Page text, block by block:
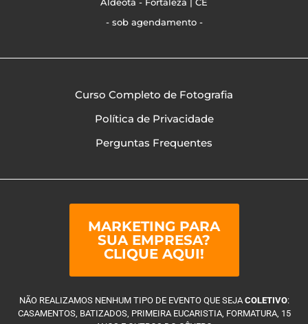
- sob agendamento -
Curso Completo de Fotografia
Política de Privacidade
Perguntas Frequentes
MARKETING PARA
SUA EMPRESA?
CLIQUE AQUI!
NÃO REALIZAMOS NENHUM TIPO DE EVENTO QUE SEJA COLETIVO:
CASAMENTOS, BATIZADOS, PRIMEIRA EUCARISTIA, FORMATURA, 15